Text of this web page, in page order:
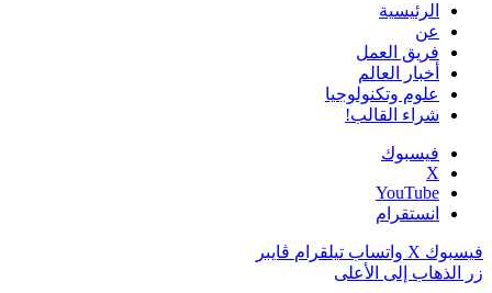
الرئيسية
عن
فريق العمل
أخبار العالم
علوم وتكنولوجيا
شراء القالب!
فيسبوك
‫X
‫YouTube
انستقرام
فيسبوك ‫X واتساب تيلقرام ڤايبر
زر الذهاب إلى الأعلى